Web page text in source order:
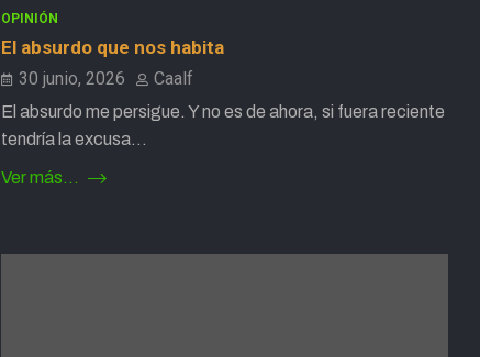
OPINIÓN
El absurdo que nos habita
30 junio, 2026 Caalf
El absurdo me persigue. Y no es de ahora, si fuera reciente
tendría la excusa…
Ver más...